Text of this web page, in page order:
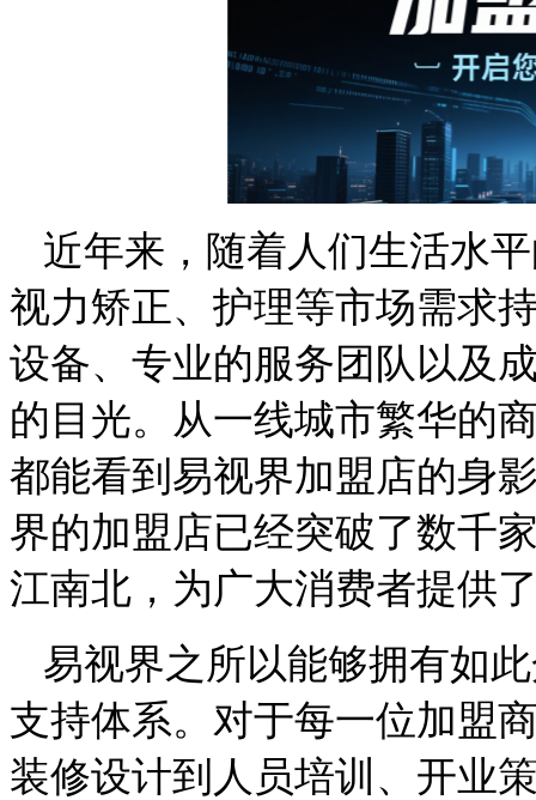
近年来，随着人们生活水
视力矫正、护理等市场需求
设备、专业的服务团队以及
的目光。从一线城市繁华的
都能看到易视界加盟店的身
界的加盟店已经突破了数千
江南北，为广大消费者提供
易视界之所以能够拥有如
支持体系。对于每一位加盟
装修设计到人员培训、开业